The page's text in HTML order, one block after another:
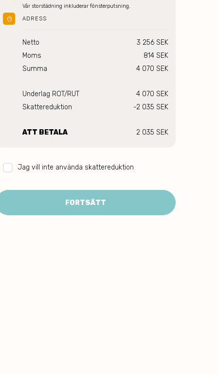
Vår storstädning inkluderar fönsterputsning.
location_on ADRESS
Netto
3 256 SEK
Moms
814 SEK
Summa
4 070 SEK
Underlag ROT/RUT
4 070 SEK
Skattereduktion
-2 035 SEK
ATT BETALA 2 035 SEK
Jag vill inte använda skattereduktion
FORTSÄTT